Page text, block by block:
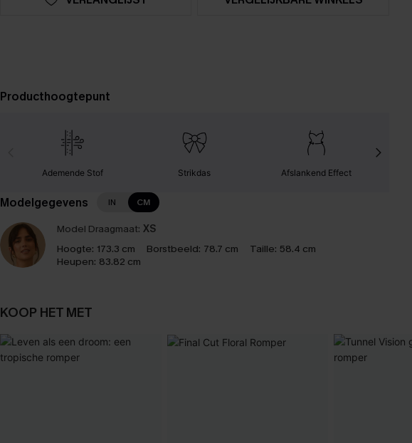
Producthoogtepunt
Ademende Stof Strikdas Afslankend Effect
Modelgegevens IN CM
Model Draagmaat: XS
Hoogte: 173.3 cm Borstbeeld: 78.7 cm Taille: 58.4 cm
Heupen: 83.82 cm
KOOP HET MET